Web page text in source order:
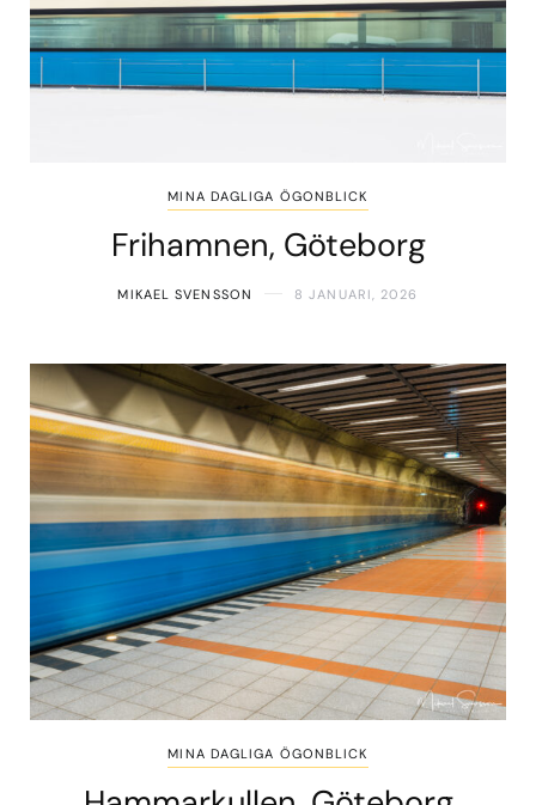
MINA DAGLIGA ÖGONBLICK
Frihamnen, Göteborg
MIKAEL SVENSSON 8 JANUARI, 2026
MINA DAGLIGA ÖGONBLICK